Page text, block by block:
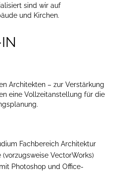
sind wir auf
und Kirchen.
Architekten – zur Verstärkung
eine Vollzeitanstellung für die
Fachbereich Architektur
(vorzugsweise VectorWorks)
Photoshop und Office-